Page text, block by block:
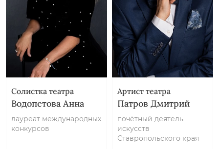
Солистка театра
Водопетова Анна
лауреат международных
конкурсов
Артист театра
Патров Дмитрий
почётный деятель
искусств
Ставропольского края